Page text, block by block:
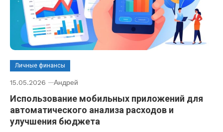
Личные финансы
15.05.2026 Андрей
Использование мобильных приложений для
автоматического анализа расходов и
улучшения бюджета